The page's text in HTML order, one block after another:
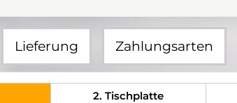
Lieferung Zahlungsarten
2. Tischplatte